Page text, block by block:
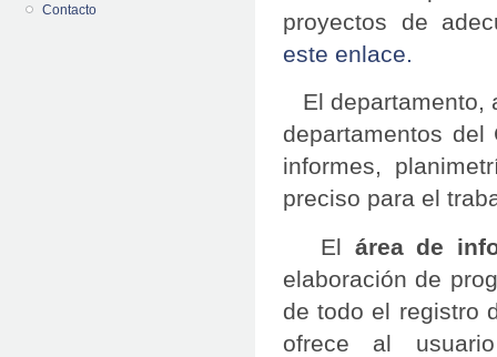
Contacto
proyectos de
este enlace.
El departamento,
departamentos
informes,
preciso para el
El área de
elaboración de
de todo el registro
ofrece al